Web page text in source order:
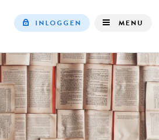
navigation
INLOGGEN MENU